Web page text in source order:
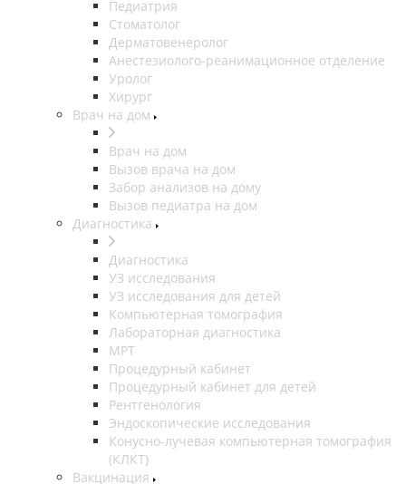
Педиатрия
Стоматолог
Дерматовенеролог
Анестезиолого-реанимационное отделение
Уролог
Хирург
Врач на дом
Врач на дом
Вызов врача на дом
Забор анализов на дому
Вызов педиатра на дом
Диагностика
Диагностика
УЗ исследования
УЗ исследования для детей
Компьютерная томография
Лабораторная диагностика
МРТ
Процедурный кабинет
Процедурный кабинет для детей
Рентгенология
Эндоскопические исследования
Конусно-лучевая компьютерная томография
(КЛКТ)
Вакцинация